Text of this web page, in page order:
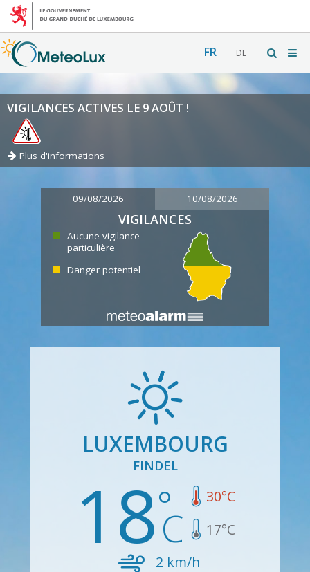
FR DE
VIGILANCES ACTIVES LE 9 AOÛT !
Plus d'informations
09/08/2026 10/08/2026
VIGILANCES
Aucune vigilance
particulière
Danger potentiel
LUXEMBOURG
FINDEL
18 30°C
17°C
2 km/h